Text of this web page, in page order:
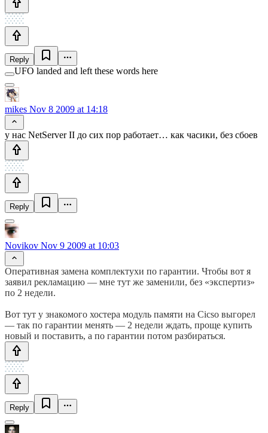
Reply
UFO landed and left these words here
mikes Nov 8 2009 at 14:18
у нас NetServer II до сих пор работает… как часики, без сбоев
Reply
Novikov Nov 9 2009 at 10:03
Оперативная замена комплектухи по гарантии. Чтобы вот я
заявил рекламацию — мне тут же заменили, без «экспертиз»
по 2 недели.
Вот тут у знакомого хостера модуль памяти на Cicso выгорел
— так по гарантии менять — 2 недели ждать, проще купить
новый и поставить, а по гарантии потом разбираться.
Reply